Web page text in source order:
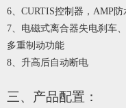
6、 CURTIS控制器，AMP
7、电磁式离合器失电刹车
多重制动功能
8、升高后自动断电
三、产品配置：